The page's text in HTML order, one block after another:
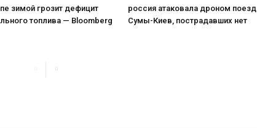
зимой грозит дефицит
топлива — Bloomberg
россия атаковала дроном поезд
Сумы-Киев, пострадавших нет